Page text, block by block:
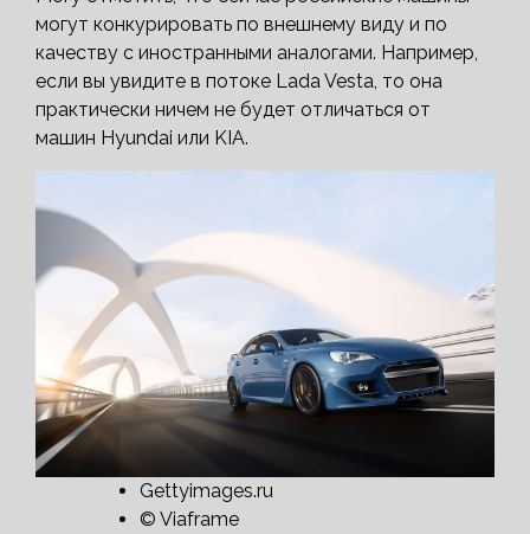
могут конкурировать по внешнему виду и по
качеству с иностранными аналогами. Например,
если вы увидите в потоке Lada Vesta, то она
практически ничем не будет отличаться от
машин Hyundai или KIA.
Gettyimages.ru
© Viaframe